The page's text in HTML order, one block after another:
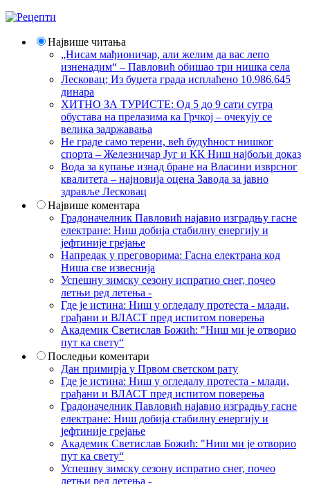
Највише читања
„Нисам мађионичар, али желим да вас лепо
изненадим“ – Павловић обишао три нишка села
Лесковац; Из буџета града исплаћено 10.986.645
динара
ХИТНО ЗА ТУРИСТЕ: Од 5 до 9 сати сутра
обустава на прелазима ка Грчкој – очекују се
велика задржавања
Не граде само терени, већ будућност нишког
спорта – Железничар Југ и КК Ниш најбољи доказ
Вода за купање изнад бране на Власини изврсног
квалитета – најновија оцена Завода за јавно
здравље Лесковац
Највише коментара
Градоначелник Павловић најавио изградњу гасне
електране: Ниш добија стабилну енергију и
јефтиније грејање
Напредак у преговорима: Гасна електрана код
Ниша све извеснија
Успешну зимску сезону испратио снег, почео
летњи ред летења -
Где је истина: Ниш у огледалу протеста - млади,
грађани и ВЛАСТ пред испитом поверења
Академик Светислав Божић: "Ниш ми је отворио
пут ка свету“
Последњи коментари
Дан примирја у Првом светском рату
Где је истина: Ниш у огледалу протеста - млади,
грађани и ВЛАСТ пред испитом поверења
Градоначелник Павловић најавио изградњу гасне
електране: Ниш добија стабилну енергију и
јефтиније грејање
Академик Светислав Божић: "Ниш ми је отворио
пут ка свету“
Успешну зимску сезону испратио снег, почео
летњи ред летења -